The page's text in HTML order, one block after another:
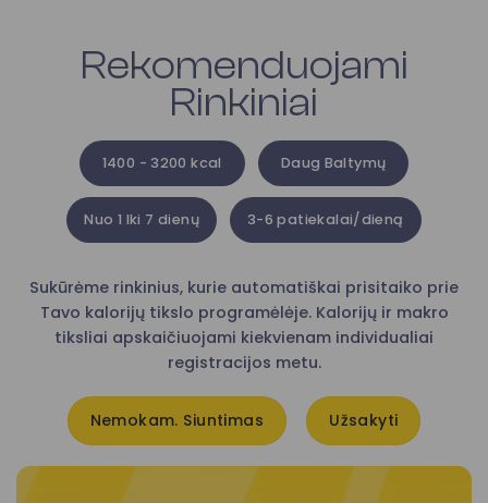
Rekomenduojami
Rinkiniai
1400 - 3200 kcal Daug Baltymų
Nuo 1 Iki 7 dienų 3-6 patiekalai/dieną
Sukūrėme rinkinius, kurie automatiškai prisitaiko prie
Tavo kalorijų tikslo programėlėje. Kalorijų ir makro
tiksliai apskaičiuojami kiekvienam individualiai
registracijos metu.
Nemokam. Siuntimas Užsakyti